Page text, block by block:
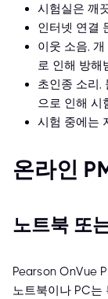
시험실은 깨
인터넷 연결
이웃 소음,
로 인해 방해
초인종 소리,
으로 인해 시
시험 중에는
온라인
노트북 또
Pearson OnVue
노트북이나 PC는